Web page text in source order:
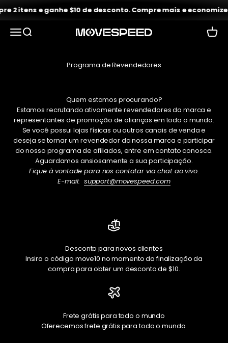
2 itens e ganhe $10 de desconto. Compre mais e economize
Abrir menu de navegação
Abrir pesquisa VELOCIDADE DE MOVIMENTO Abrir
Programa de Revendedores
Quem estamos procurando?
Estamos recrutando ativamente revendedores da marca e
representantes de promoção de alianças em todo o mundo.
Se você possui lojas físicas ou outros canais de venda e
deseja se tornar um revendedor da nossa marca e participar
do nosso programa de afiliados, entre em contato conosco.
Aguardamos ansiosamente a sua participação.
Fique à vontade para nos contatar via chat ao vivo.
E-mail: support@movespeed.com
Desconto para novos clientes
Insira o código move10 no momento da finalização da
compra para obter um desconto de $10.
Frete grátis para todo o mundo
Oferecemos frete grátis para todo o mundo.